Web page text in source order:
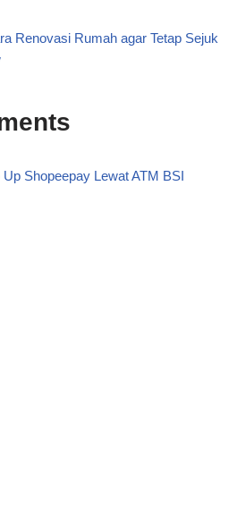
Renovasi Rumah agar Tetap Sejuk
Up Shopeepay Lewat ATM BSI